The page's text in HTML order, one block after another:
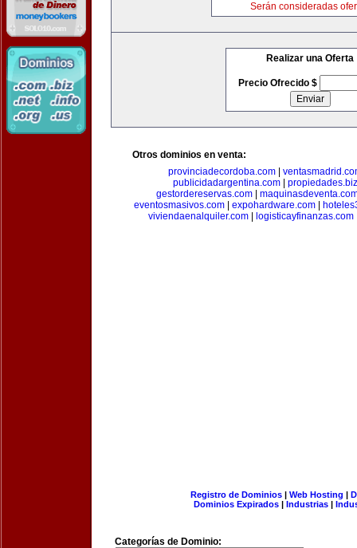
Serán consideradas
Realizar una Oferta
Precio Ofrecido $
Otros dominios en venta:
provinciadecordoba.com
publicidadargentina.com| propiedades.biz
gestordereservas.com|
eventosmasivos.com
expohardware.com
viviendaenalquiler.com
logisticayfinanzas.com
Registro de Dominios| Web Hosting |
Dominios Expirados | Industrias |
Categorías de Dominio: